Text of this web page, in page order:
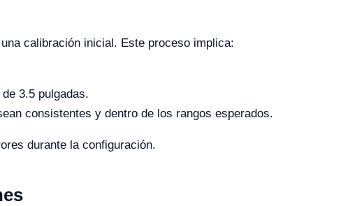
calibración inicial. Este proceso implica:
3.5 pulgadas.
consistentes y dentro de los rangos esperados.
durante la configuración.